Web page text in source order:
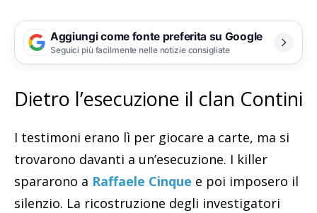
Aggiungi come fonte preferita su Google
Seguici più facilmente nelle notizie consigliate
Dietro l’esecuzione il clan Contini
I testimoni erano lì per giocare a carte, ma si
trovarono davanti a un’esecuzione. I killer
spararono a Raffaele Cinque e poi imposero il
silenzio. La ricostruzione degli investigatori